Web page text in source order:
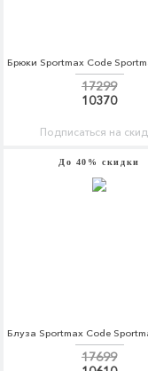
17299
10370
Подписаться на
До 40% скидки
17699